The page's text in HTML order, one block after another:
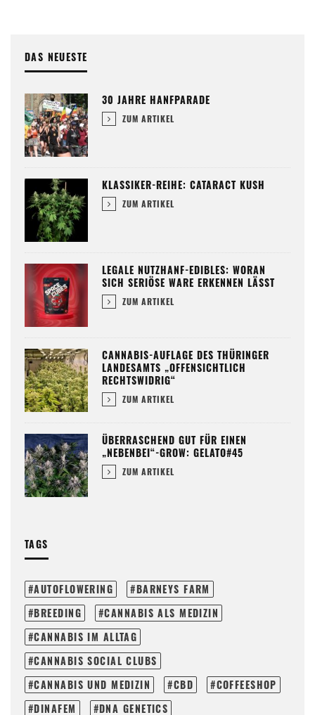
DAS NEUESTE
30 JAHRE HANFPARADE
ZUM ARTIKEL
KLASSIKER-REIHE: CATARACT KUSH
ZUM ARTIKEL
LEGALE NUTZHANF-EDIBLES: WORAN
SICH SERIÖSE WARE ERKENNEN LÄSST
ZUM ARTIKEL
CANNABIS-AUFLAGE DES THÜRINGER
LANDESAMTS „OFFENSICHTLICH
RECHTSWIDRIG“
ZUM ARTIKEL
ÜBERRASCHEND GUT FÜR EINEN
„NEBENBEI“-GROW: GELATO#45
ZUM ARTIKEL
TAGS
AUTOFLOWERING
BARNEYS FARM
BREEDING
CANNABIS ALS MEDIZIN
CANNABIS IM ALLTAG
CANNABIS SOCIAL CLUBS
CANNABIS UND MEDIZIN
CBD
COFFEESHOP
DINAFEM
DNA GENETICS